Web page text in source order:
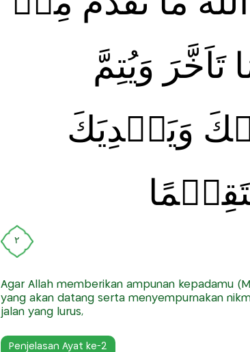
وَيُتِمَّ
وَيَهۡدِيَكَ
٢
Agar Allah memberikan ampunan kepadamu
yang akan datang serta menyempurnakan
jalan yang lurus,
Penjelasan Ayat ke-2